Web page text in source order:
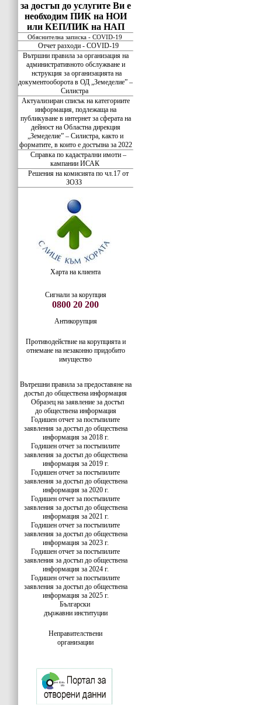
за достъп до услугите Ви е
необходим ПИК на НОИ
или КЕП/ПИК на НАП
Обяснителна записка - COVID-19
Отчет разходи - COVID-19
Вътршни правила за организация на
административното обслужване и
нструкция за организацията на
документооборота в ОД „Земеделие” –
Силистра
Актуализиран списък на категориите
информация, подлежаща на
публикуване в интернет за сферата на
дейност на Областна дирекция
„Земеделие” – Силистра, както и
форматите, в които е достъпна за 2022
Справка по кадастрални имоти –
кампании ИСАК
Решения на комисията по чл.17 от
ЗОЗЗ
Харта на клиента
Сигнали за корупция
0800 20 200
Антикорупция
Противодействие на корупцията и
отнемане на незаконно придобито
имущество
Вътрешни правила за предоставяне на
достъп до обществена информация
Образец на заявление за достъп
до обществена информация
Годишен отчет за постъпилите
заявления за достъп до обществена
информация за 2018 г.
Годишен отчет за постъпилите
заявления за достъп до обществена
информация за 2019 г.
Годишен отчет за постъпилите
заявления за достъп до обществена
информация за 2020 г.
Годишен отчет за постъпилите
заявления за достъп до обществена
информация за 2021 г.
Годишен отчет за постъпилите
заявления за достъп до обществена
информация за 2023 г.
Годишен отчет за постъпилите
заявления за достъп до обществена
информация за 2024 г.
Годишен отчет за постъпилите
заявления за достъп до обществена
информация за 2025 г.
Български
държавни институции
Неправителствени
организации